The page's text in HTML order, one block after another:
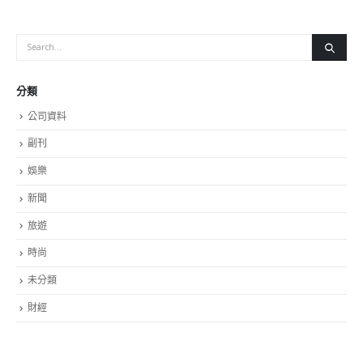
分類
公司資料
副刊
娛樂
新聞
旅遊
時尚
未分類
財經